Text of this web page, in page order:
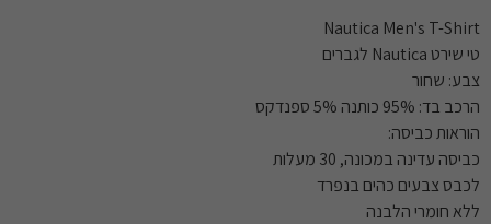
Nautica Men's T-Shirt
טי שירט Nautica לגברים
צבע: שחור
הרכב בד: 95% כותנה 5% ספנדקס
הוראות כביסה:
כביסה עדינה במכונה, 30 מעלות
לכבס צבעים כהים בנפרד
ללא חומרי הלבנה